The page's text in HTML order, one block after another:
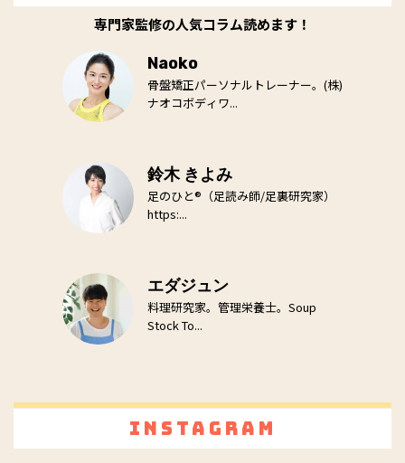
専門家監修の人気コラム読めます！
Naoko
骨盤矯正パーソナルトレーナー。(株)
ナオコボディワ...
鈴木 きよみ
足のひと®（足読み師/足裏研究家）
https:...
エダジュン
料理研究家。管理栄養士。Soup
Stock To...
Instagram